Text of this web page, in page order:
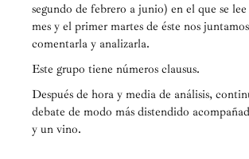
segundo de febrero a junio) en el que se
mes y el primer martes de éste nos
comentarla y analizarla.
Este grupo tiene números clausus.
Después de hora y media de análisis,
debate de modo más distendido
y un vino.